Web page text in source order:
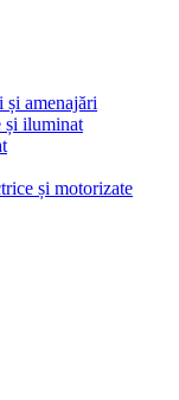
și amenajări
și iluminat
și motorizate